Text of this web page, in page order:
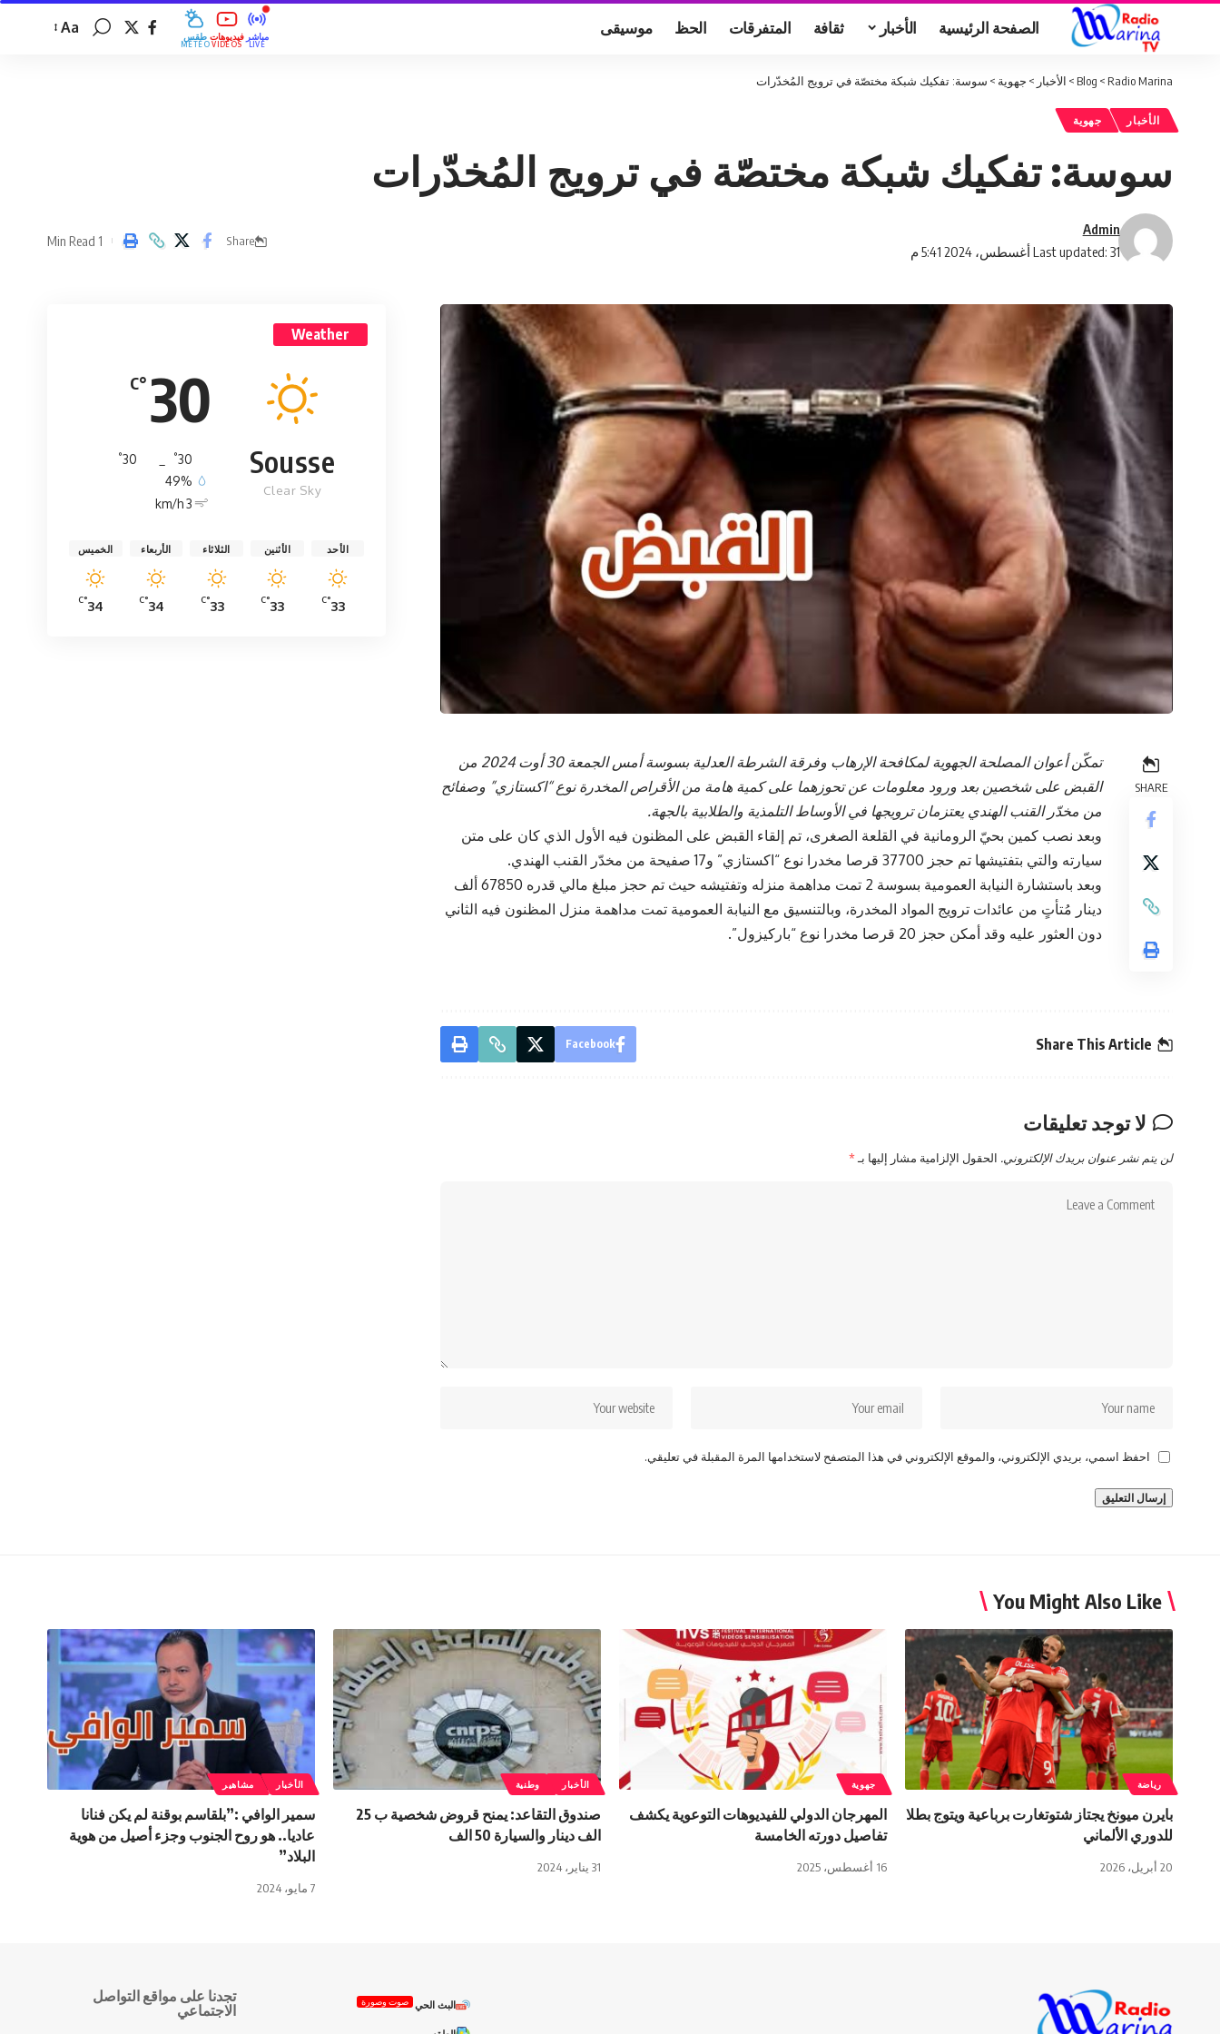
الصفحة الرئيسية الأخبار ثقافة المتفرقات الحظ موسيقى طقس
MÉTÉO
فيديوهات
VIDÉOS
مباشر
LIVE
Aa
Radio Marina
>
Blog
> الأخبار > جهوية > سوسة: تفكيك شبكة مختصّة في ترويج المُخدّرات
الأخبار جهوية
سوسة: تفكيك شبكة مختصّة في ترويج المُخدّرات
Last updated: 31 أغسطس، 2024 5:41 م
Admin
Share
1 Min Read
SHARE
تمكّن أعوان المصلحة الجهوية لمكافحة الإرهاب وفرقة الشرطة العدلية بسوسة أمس الجمعة 30 أوت 2024 من
القبض على شخصين بعد ورود معلومات عن تحوزهما على كمية هامة من الأقراص المخدرة نوع “اكستازي” وصفائح
من مخدّر القنب الهندي يعتزمان ترويجها في الأوساط التلمذية والطلابية بالجهة.
وبعد نصب كمين بحيّ الرومانية في القلعة الصغرى، تم إلقاء القبض على المظنون فيه الأول الذي كان على متن
سيارته والتي بتفتيشها تم حجز 37700 قرصا مخدرا نوع “اكستازي” و17 صفيحة من مخدّر القنب الهندي.
وبعد باستشارة النيابة العمومية بسوسة 2 تمت مداهمة منزله وتفتیشه حيث تم حجز مبلغ مالي قدره 67850 ألف
دينار مُتأتٍ من عائدات ترويج المواد المخدرة، وبالتنسيق مع النيابة العمومية تمت مداهمة منزل المظنون فيه الثاني
دون العثور عليه وقد أمكن حجز 20 قرصا مخدرا نوع “باركيزول”.
Share This Article
Facebook
لا توجد تعليقات
لن يتم نشر عنوان بريدك الإلكتروني. الحقول الإلزامية مشار إليها بـ*
احفظ اسمي، بريدي الإلكتروني، والموقع الإلكتروني في هذا المتصفح لاستخدامها المرة المقبلة في تعليقي.
Weather
30
°C
Sousse
Clear Sky
30
°
30
°
49%
3 km/h
الأحد
33
°C
الأثنين
33
°C
الثلاثاء
33
°C
الأربعاء
34
°C
الخميس
34
°C
You Might Also Like
رياضة
بايرن ميونخ يجتاز شتوتغارت برباعية ويتوج بطلا
للدوري الألماني
20 أبريل، 2026
جهوية
المهرجان الدولي للفيديوهات التوعوية يكشف
تفاصيل دورته الخامسة
16 أغسطس، 2025
الأخبار وطنية
صندوق التقاعد: يمنح قروض شخصية ب 25
الف دينار والسيارة 50 الف
31 يناير، 2024
الأخبار مشاهير
سمير الوافي :”بلقاسم بوقنة لم يكن فنانا
عاديا.. هو روح الجنوب وجزء أصيل من هوية
البلاد”
7 مايو، 2024
البث الحي صوت وصورة
تجدنا على مواقع التواصل
الاجتماعي